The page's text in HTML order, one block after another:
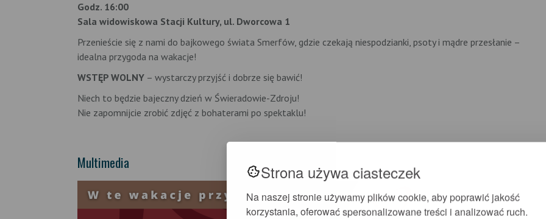
Strona używa ciasteczek
Na naszej stronie używamy plików cookie, aby poprawić jakość
korzystania, oferować spersonalizowane treści i analizować ruch.
Godz. 16:00
Sala widowiskowa Stacji Kultury, ul. Dworcowa 1
Przenieście się z nami do bajkowego świata Smerfów, gdzie czekają niespodzianki, psoty i mądre przesłanie –
idealna przygoda na wakacje!
WSTĘP WOLNY – wystarczy przyjść i dobrze się bawić!
Niech to będzie bajeczny dzień w Świeradowie-Zdroju!
Nie zapomnijcie zrobić zdjęć z bohaterami po spektaklu!
Multimedia